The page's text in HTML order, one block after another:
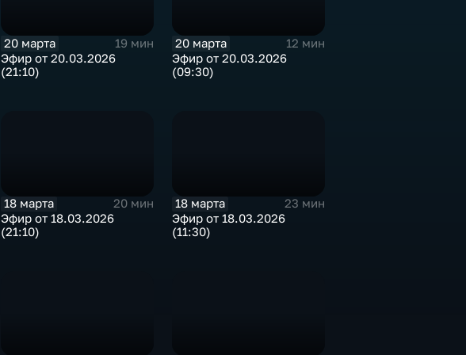
20 марта
19 мин
Эфир от 20.03.2026
(21:10)
20 марта
12 мин
Эфир от 20.03.2026
(09:30)
18 марта
20 мин
Эфир от 18.03.2026
(21:10)
18 марта
23 мин
Эфир от 18.03.2026
(11:30)